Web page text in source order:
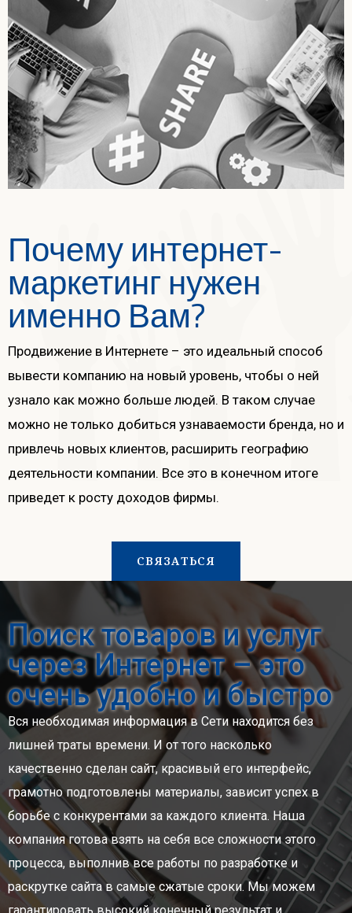
Почему интернет-
маркетинг нужен
именно Вам?
Продвижение в Интернете – это идеальный способ
вывести компанию на новый уровень, чтобы о ней
узнало как можно больше людей. В таком случае
можно не только добиться узнаваемости бренда, но и
привлечь новых клиентов, расширить географию
деятельности компании. Все это в конечном итоге
приведет к росту доходов фирмы.
СВЯЗАТЬСЯ
Поиск товаров и услуг
через Интернет – это
очень удобно и быстро
Вся необходимая информация в Сети находится без
лишней траты времени. И от того насколько
качественно сделан сайт, красивый его интерфейс,
грамотно подготовлены материалы, зависит успех в
борьбе с конкурентами за каждого клиента. Наша
компания готова взять на себя все сложности этого
процесса, выполнив все работы по разработке и
раскрутке сайта в самые сжатые сроки. Мы можем